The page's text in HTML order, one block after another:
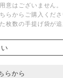
)
意はございません。
らからご購入くださ
枚数の手提げ袋が追
らから